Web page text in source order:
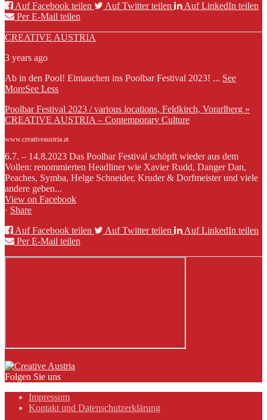
Auf Facebook teilen
Auf Twitter teilen
Auf LinkedIn teilen
Per E-Mail teilen
CREATIVE AUSTRIA
3 years ago
Ab in den Pool! Eintauchen ins Poolbar Festival 2023! ... See
MoreSee Less
Poolbar Festival 2023 / various locations, Feldkirch, Vorarlberg »
CREATIVE AUSTRIA – Contemporary Culture
www.creativeaustria.at
6.7. – 14.8.2023 Das Poolbar Festival schöpft wieder aus dem
Vollen: renommierten Headliner wie Xavier Rudd, Danger Dan,
Peaches, Symba, Helge Schneider, Kruder & Dorfmeister und viele
andere geben...
View on Facebook
· Share
Auf Facebook teilen
Auf Twitter teilen
Auf LinkedIn teilen
Per E-Mail teilen
Folgen Sie uns
Impressum
Kontakt und Datenschutzerklärung